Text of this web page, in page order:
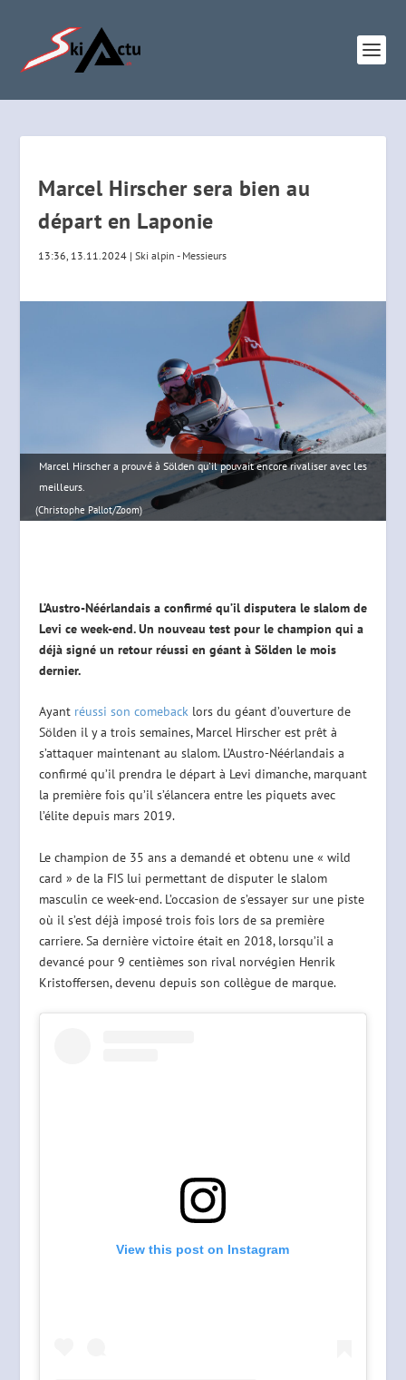
Marcel Hirscher sera bien au
départ en Laponie
13:36, 13.11.2024 |Ski alpin - Messieurs
Marcel Hirscher a prouvé à Sölden qu'il pouvait encore rivaliser avec les
meilleurs.
(Christophe Pallot/Zoom)
L’Austro-Néérlandais a confirmé qu’il disputera le slalom de
Levi ce week-end. Un nouveau test pour le champion qui a
déjà signé un retour réussi en géant à Sölden le mois
dernier.
Ayant réussi son comebacklors du géant d’ouverture de
Sölden il y a trois semaines, Marcel Hirscher est prêt à
s’attaquer maintenant au slalom. L’Austro-Néérlandais a
confirmé qu’il prendra le départ à Levi dimanche, marquant
la première fois qu’il s’élancera entre les piquets avec
l’élite depuis mars 2019.
Le champion de 35 ans a demandé et obtenu une « wild
card » de la FIS lui permettant de disputer le slalom
masculin ce week-end. L’occasion de s’essayer sur une piste
où il s’est déjà imposé trois fois lors de sa première
carriere. Sa dernière victoire était en 2018, lorsqu’il a
devancé pour 9 centièmes son rival norvégien Henrik
Kristoffersen, devenu depuis son collègue de marque.
View this post on Instagram